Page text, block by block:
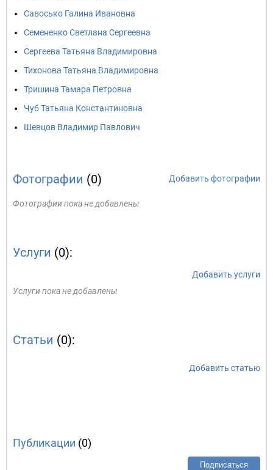
Савосько Галина Ивановна
Семененко Светлана Сергеевна
Сергеева Татьяна Владимировна
Тихонова Татьяна Владимировна
Тришина Тамара Петровна
Чуб Татьяна Константиновна
Шевцов Владимир Павлович
Фотографии (0) Добавить фотографии
Фотографии пока не добавлены
Услуги (0):
Добавить услуги
Услуги пока не добавлены
Статьи (0):
Добавить статью
Публикации (0)
Подписаться